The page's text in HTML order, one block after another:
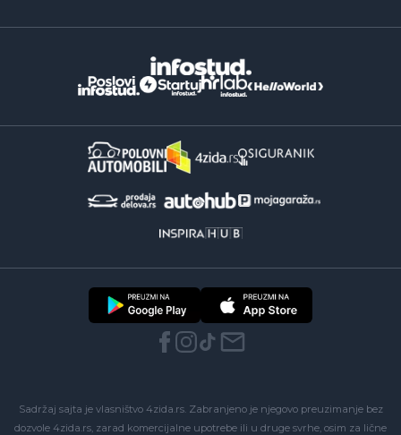
Sadržaj sajta je vlasništvo 4zida.rs. Zabranjeno je njegovo preuzimanje bez
dozvole 4zida.rs, zarad komercijalne upotrebe ili u druge svrhe, osim za lične